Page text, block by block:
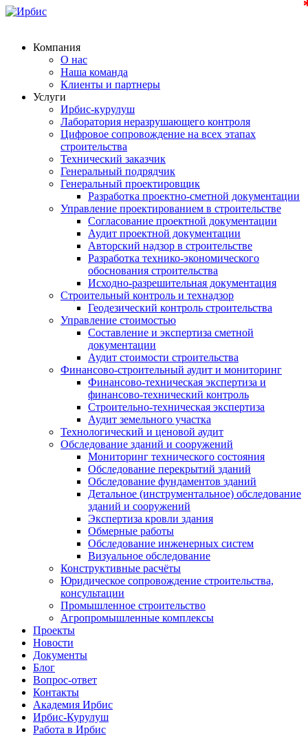
Компания
О нас
Наша команда
Клиенты и партнеры
Услуги
Ирбис-курулуш
Лаборатория неразрушающего контроля
Цифровое сопровождение на всех этапах
строительства
Технический заказчик
Генеральный подрядчик
Генеральный проектировщик
Разработка проектно-сметной документации
Управление проектированием в строительстве
Согласование проектной документации
Аудит проектной документации
Авторский надзор в строительстве
Разработка технико-экономического
обоснования строительства
Исходно-разрешительная документация
Строительный контроль и технадзор
Геодезический контроль строительства
Управление стоимостью
Составление и экспертиза сметной
документации
Аудит стоимости строительства
Финансово-строительный аудит и мониторинг
Финансово-техническая экспертиза и
финансово-технический контроль
Строительно-техническая экспертиза
Аудит земельного участка
Технологический и ценовой аудит
Обследование зданий и сооружений
Мониторинг технического состояния
Обследование перекрытий зданий
Обследование фундаментов зданий
Детальное (инструментальное) обследование
зданий и сооружений
Экспертиза кровли здания
Обмерные работы
Обследование инженерных систем
Визуальное обследование
Конструктивные расчёты
Юридическое сопровождение строительства,
консультации
Промышленное строительство
Агропромышленные комплексы
Проекты
Новости
Документы
Блог
Вопрос-ответ
Контакты
Академия Ирбис
Ирбис-Курулуш
Работа в Ирбис